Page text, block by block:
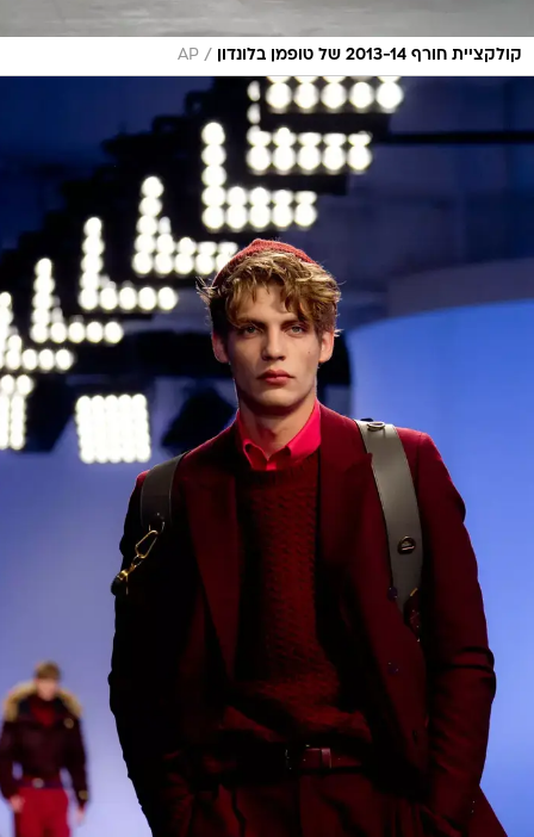
קולקציית חורף 2013-14 של טופמן בלונדון /
AP